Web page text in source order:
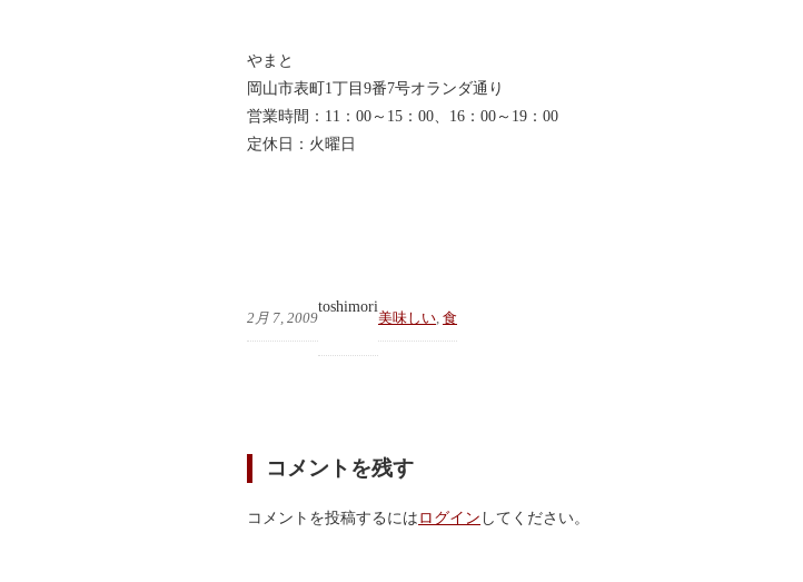
やまと
岡山市表町1丁目9番7号オランダ通り
営業時間：11：00～15：00、16：00～19：00
定休日：火曜日
2月 7, 2009
toshimori
美味しい, 食
コメントを残す
コメントを投稿するには ログイン してください。